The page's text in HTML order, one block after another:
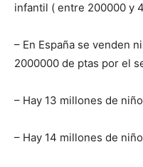
infantil ( entre 200000 y
– En España se venden
2000000 de ptas por el
– Hay 13 millones de
– Hay 14 millones de